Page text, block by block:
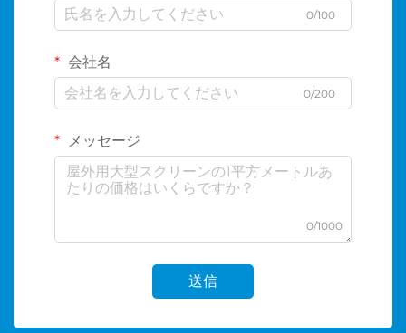
0/100
会社名
0/200
メッセージ
0/1000
送信